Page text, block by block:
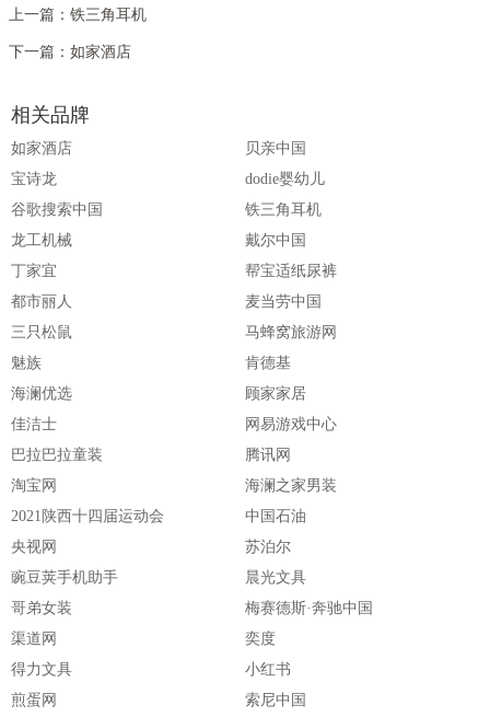
上一篇： 铁三角耳机
下一篇： 如家酒店
相关品牌
如家酒店
贝亲中国
宝诗龙
dodie婴幼儿
谷歌搜索中国
铁三角耳机
龙工机械
戴尔中国
丁家宜
帮宝适纸尿裤
都市丽人
麦当劳中国
三只松鼠
马蜂窝旅游网
魅族
肯德基
海澜优选
顾家家居
佳洁士
网易游戏中心
巴拉巴拉童装
腾讯网
淘宝网
海澜之家男装
2021陕西十四届运动会
中国石油
央视网
苏泊尔
豌豆荚手机助手
晨光文具
哥弟女装
梅赛德斯·奔驰中国
渠道网
奕度
得力文具
小红书
煎蛋网
索尼中国